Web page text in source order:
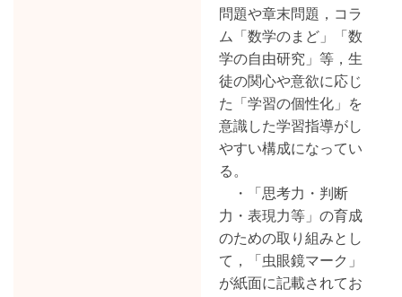
問題や章末問題，コラ
ム「数学のまど」「数
学の自由研究」等，生
徒の関心や意欲に応じ
た「学習の個性化」を
意識した学習指導がし
やすい構成になってい
る。
・「思考力・判断
力・表現力等」の育成
のための取り組みとし
て，「虫眼鏡マーク」
が紙面に記載されてお